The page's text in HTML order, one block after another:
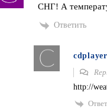
СНГ! А
Ответить
cdplayer
http://